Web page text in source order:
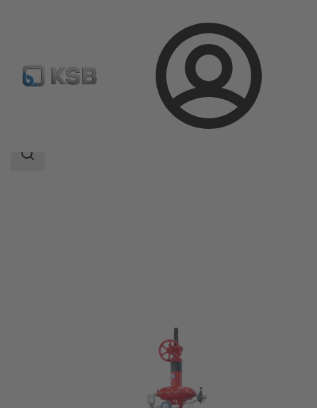
Prijava
Katalog proizvoda MIL 64000
Područje